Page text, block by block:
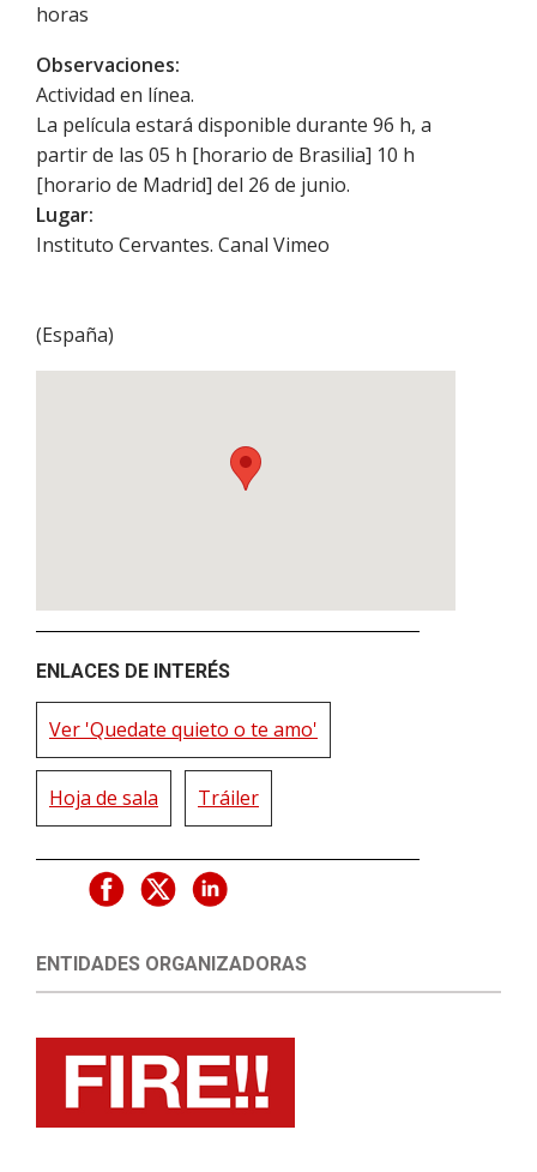
horas
Observaciones:
Actividad en línea.
La película estará disponible durante 96 h, a
partir de las 05 h [horario de Brasilia] 10 h
[horario de Madrid] del 26 de junio.
Lugar:
Instituto Cervantes. Canal Vimeo
(España)
ENLACES DE INTERÉS
Ver 'Quedate quieto o te amo'
Hoja de sala Tráiler
ENTIDADES ORGANIZADORAS